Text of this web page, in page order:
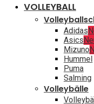
VOLLEYBALL
Adidas
Asics
Mizuno
Hummel
Puma
Salming
Volleybälle